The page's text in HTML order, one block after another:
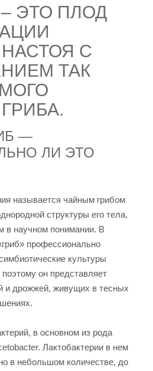
ЭТО ПЛОД
С
ТАК
—
ЛИ ЭТО
называется чайным грибом
структуры его тела,
в научном понимании. В
профессионально
культуры
он представляет
и дрожжей, живущих в тесных
в основном из рода
Лактобактерии в нем
в небольшом количестве, до